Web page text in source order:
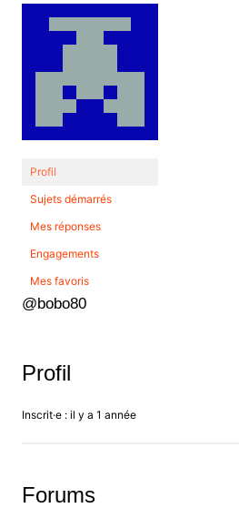
Profil
Sujets démarrés
Mes réponses
Engagements
Mes favoris
@bobo80
Profil
Inscrit·e : il y a 1 année
Forums